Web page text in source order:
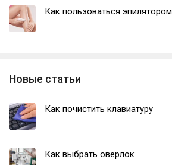
Как пользоваться эпилятором
Новые статьи
Как почистить клавиатуру
Как выбрать оверлок